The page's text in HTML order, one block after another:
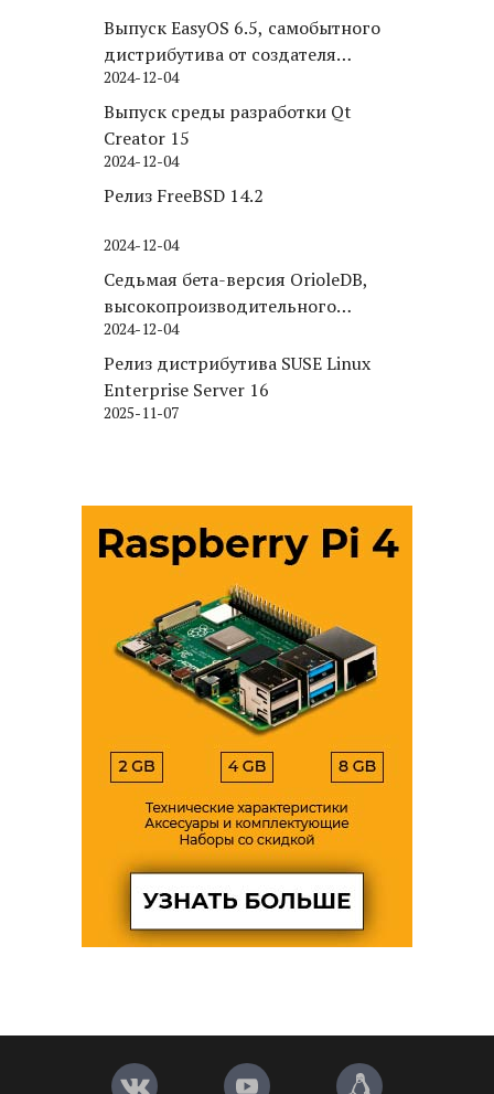
Выпуск EasyOS 6.5, самобытного
дистрибутива от создателя
Puppy Linux
2024-12-04
Выпуск среды разработки Qt
Creator 15
2024-12-04
Релиз FreeBSD 14.2
2024-12-04
Седьмая бета-версия OrioleDB,
высокопроизводительного
движка хранения для PostgreSQL
2024-12-04
Релиз дистрибутива SUSE Linux
Enterprise Server 16
2025-11-07